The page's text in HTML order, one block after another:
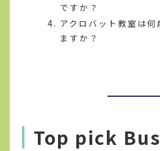
ですか？
アクロバット教室は何
ますか？
Top pick